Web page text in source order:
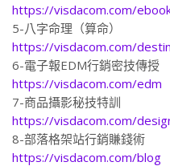
https://visdacom.com/
5-八字命理（算命）
https://visdacom.com/
6-電子報EDM行銷密技傳授
https://visdacom.com/edm
7-商品攝影秘技特訓
https://visdacom.com/
8-部落格架站行銷賺錢術
https://visdacom.com/blog